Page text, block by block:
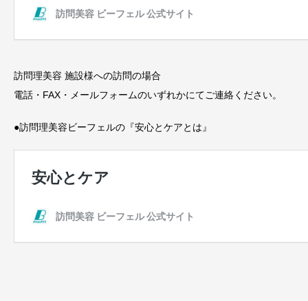
訪問理美容 施設様への訪問の場合
電話・FAX・メールフォームのいずれかにてご連絡ください。
●訪問理美容ビーフェルの『安心とケアとは』